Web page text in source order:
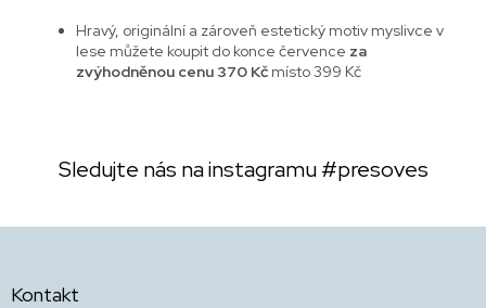
Hravý, originální a zároveň estetický motiv myslivce v
lese můžete koupit do konce července za
zvýhodněnou cenu 370 Kč místo 399 Kč
Sledujte nás na instagramu#presoves
Kontakt